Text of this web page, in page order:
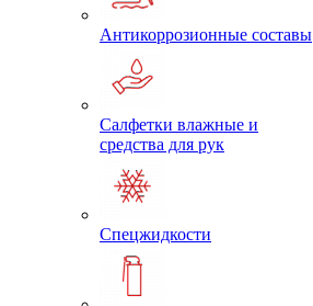
Антикоррозионные составы
Салфетки влажные и
средства для рук
Спецжидкости